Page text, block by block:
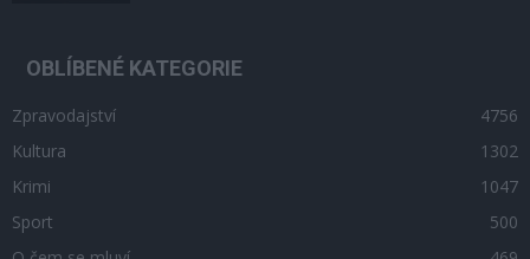
OBLÍBENÉ KATEGORIE
Zpravodajství
4756
Kultura
1302
Krimi
1047
Sport
500